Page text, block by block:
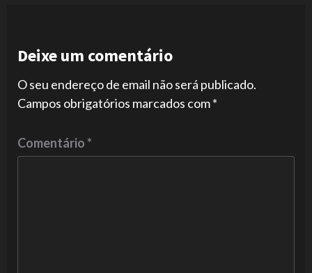
Deixe um comentário
O seu endereço de email não será publicado.
Campos obrigatórios marcados com*
Comentário*